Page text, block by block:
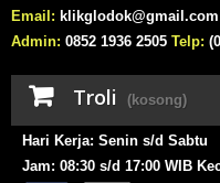
Email: klikglodok@gmail.com
Admin: 0852 1936 2505 Telp:
Troli (kosong)
Hari Kerja: Senin s/d Sabtu
Jam: 08:30 s/d 17:00 WIB